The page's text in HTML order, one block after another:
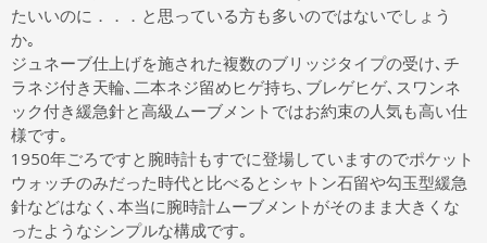
たいいのに．．．と思っている方も多いのではないでしょう
か｡
ジュネーブ仕上げを施された複数のブリッジタイプの受け､チ
ラネジ付き天輪､二本ネジ留めヒゲ持ち､ブレゲヒゲ､スワンネ
ック付き緩急針と高級ムーブメントではお約束の人気も高い仕
様です｡
1950年ごろですと腕時計もすでに登場していますのでポケット
ウォッチのみだった時代と比べるとシャトン石留や勾玉型緩急
針などはなく､本当に腕時計ムーブメントがそのまま大きくな
ったようなシンプルな構成です｡